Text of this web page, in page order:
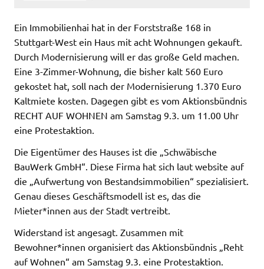
Ein Immobilienhai hat in der Forststraße 168 in
Stuttgart-West ein Haus mit acht Wohnungen gekauft.
Durch Modernisierung will er das große Geld machen.
Eine 3-Zimmer-Wohnung, die bisher kalt 560 Euro
gekostet hat, soll nach der Modernisierung 1.370 Euro
Kaltmiete kosten. Dagegen gibt es vom Aktionsbündnis
RECHT AUF WOHNEN am Samstag 9.3. um 11.00 Uhr
eine Protestaktion.
Die Eigentümer des Hauses ist die „Schwäbische
BauWerk GmbH“. Diese Firma hat sich laut website auf
die „Aufwertung von Bestandsimmobilien“ spezialisiert.
Genau dieses Geschäftsmodell ist es, das die
Mieter*innen aus der Stadt vertreibt.
Widerstand ist angesagt. Zusammen mit
Bewohner*innen organisiert das Aktionsbündnis „Reht
auf Wohnen“ am Samstag 9.3. eine Protestaktion.